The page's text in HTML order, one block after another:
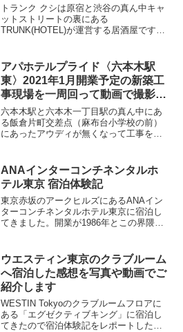
トランク クシは原宿と渋谷の真ん中キャ
ットストリートの裏にある
TRUNK(HOTEL)が運営する居酒屋です。
ホテルのレストランでこういった居酒屋
タイプの焼き鳥屋さんという...
アパホテルプライド〈六本木駅
東〉2021年1月開業予定の新築工
事現場を一周回って動画で撮影し
た / 飯倉片町交差点
六本木駅と六本木一丁目駅の真ん中にあ
る飯倉片町交差点（麻布台小学校の前）
にあったアウディが無くなって工事をし
Audi Roppongiの名残が。それにしても、
六本木周...
ANAインターコンチネンタルホ
テル東京 宿泊体験記
東京赤坂のアークヒルズにあるANAイン
ターコンチネンタルホテル東京に宿泊し
てきました。開業が1986年とこの界隈で
こが良いところでもあり、逆に古臭さを
感じるところでもあ...
ウエスティン東京のクラブルーム
へ宿泊した感想を写真や動画でご
紹介します
WESTIN Tokyoのクラブルームフロアに
ある「エグゼクティブキング」に宿泊し
てきたので宿泊体験記をレポートしたい